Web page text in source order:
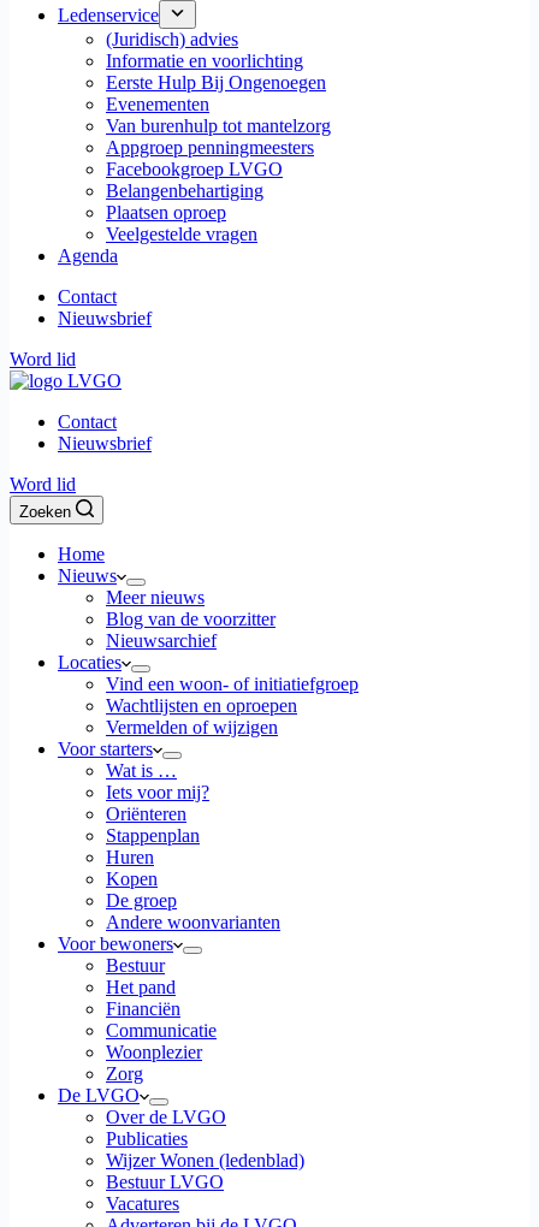
Ledenservice
(Juridisch) advies
Informatie en voorlichting
Eerste Hulp Bij Ongenoegen
Evenementen
Van burenhulp tot mantelzorg
Appgroep penningmeesters
Facebookgroep LVGO
Belangenbehartiging
Plaatsen oproep
Veelgestelde vragen
Agenda
Contact
Nieuwsbrief
Word lid
Contact
Nieuwsbrief
Word lid
Zoeken
Home
Nieuws
Meer nieuws
Blog van de voorzitter
Nieuwsarchief
Locaties
Vind een woon- of initiatiefgroep
Wachtlijsten en oproepen
Vermelden of wijzigen
Voor starters
Wat is …
Iets voor mij?
Oriënteren
Stappenplan
Huren
Kopen
De groep
Andere woonvarianten
Voor bewoners
Bestuur
Het pand
Financiën
Communicatie
Woonplezier
Zorg
De LVGO
Over de LVGO
Publicaties
Wijzer Wonen (ledenblad)
Bestuur LVGO
Vacatures